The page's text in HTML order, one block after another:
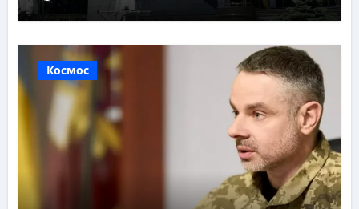
Космос